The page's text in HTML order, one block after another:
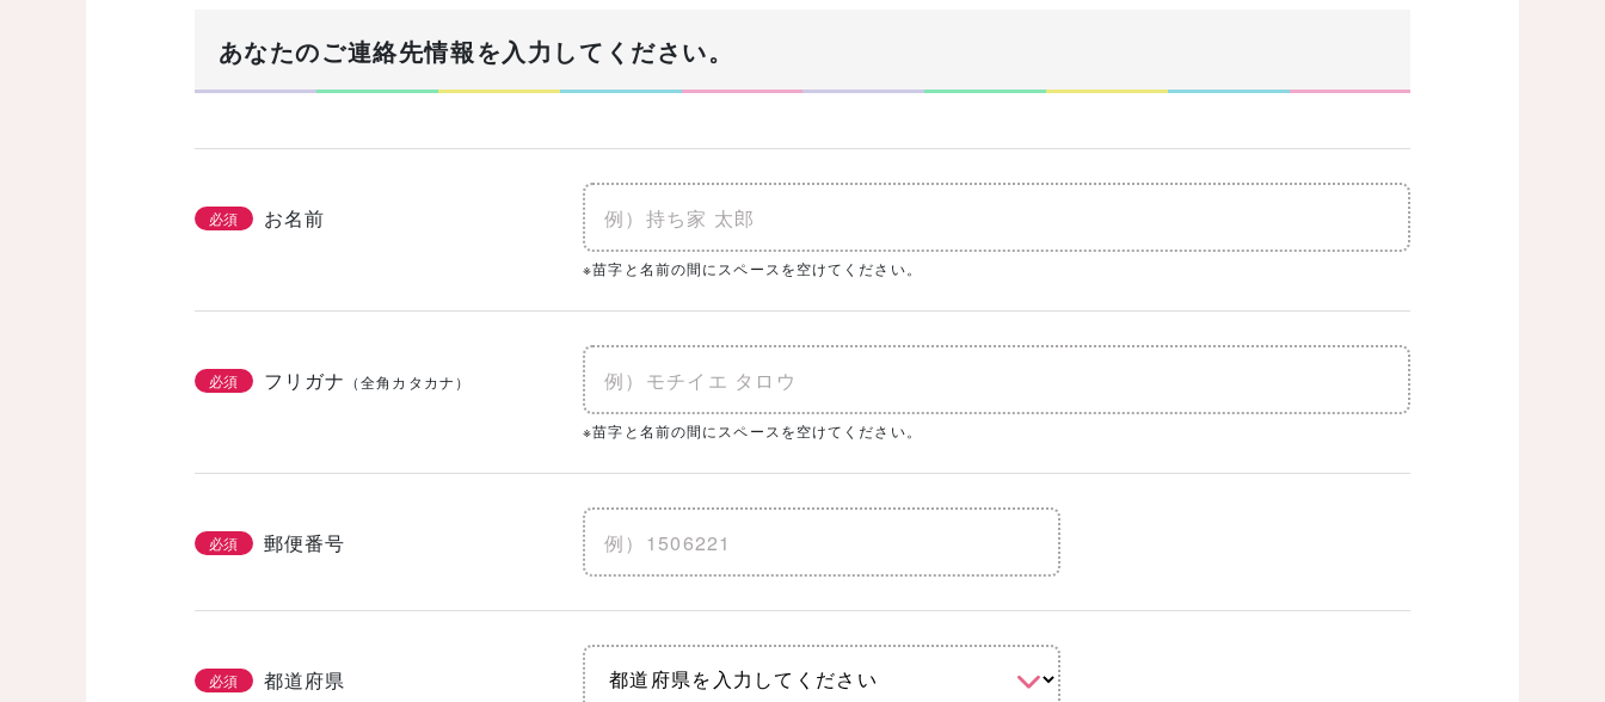
あなたのご連絡先情報を入力してください。
必須 お名前
※苗字と名前の間にスペースを空けてください。
必須 フリガナ （全角カタカナ）
※苗字と名前の間にスペースを空けてください。
必須 郵便番号
必須 都道府県